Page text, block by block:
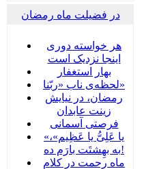
در فضیلت ماه رمضان
هر خواسته دوری
اینجا نزدیک است
بهار استغفار
لحظه‌ی ناب «ربّنا»
رمضان، در نیایش
زینت عابدان
فرصتی آسمانی
«یا عَلِیُّ یا عَظِیم»،
به بهِشتَت بارَم ده!
ماه رحمت در کلام